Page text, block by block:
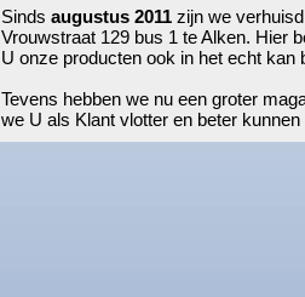
Sinds augustus 2011 zijn we
Vrouwstraat 129 bus 1 te Alken. Hier
U onze producten ook in het echt kan
Tevens hebben we nu een groter
we U als Klant vlotter en beter kunnen